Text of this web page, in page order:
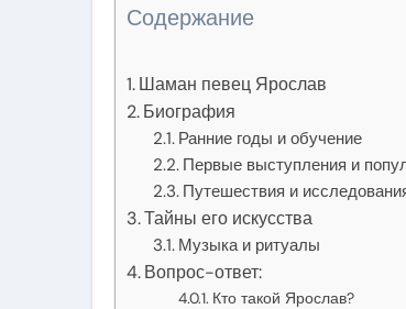
Содержание
Шаман певец Ярослав
Биография
Ранние годы и обучение
Первые выступления и
Путешествия и
Тайны его искусства
Музыка и ритуалы
Вопрос-ответ:
Кто такой Ярослав?